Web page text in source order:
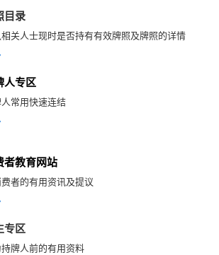
目录
关人士现时是否持有有效牌照及牌照的详情
人专区
常用快速连结
者教育网站
者的有用资讯及提议
专区
牌人前的有用资料